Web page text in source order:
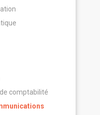
comptabilité